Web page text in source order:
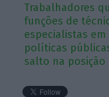
Trabalhadores
funções de
especialistas
políticas
salto na